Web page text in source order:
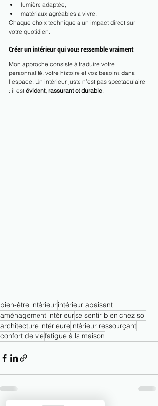
lumière adaptée,
matériaux agréables à vivre.
Chaque choix technique a un impact direct sur
votre quotidien.
Créer un intérieur qui vous ressemble vraiment
Mon approche consiste à traduire votre
personnalité, votre histoire et vos besoins dans
l’espace. Un intérieur juste n’est pas spectaculaire
: il est évident, rassurant et durable.
bien-être intérieurintérieur apaisant
aménagement intérieurse sentir bien chez soi
architecture intérieure intérieur ressourçant
confort de viefatigue à la maison